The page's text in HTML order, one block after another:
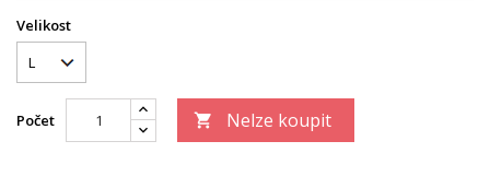
Velikost
Počet  Nelze koupit